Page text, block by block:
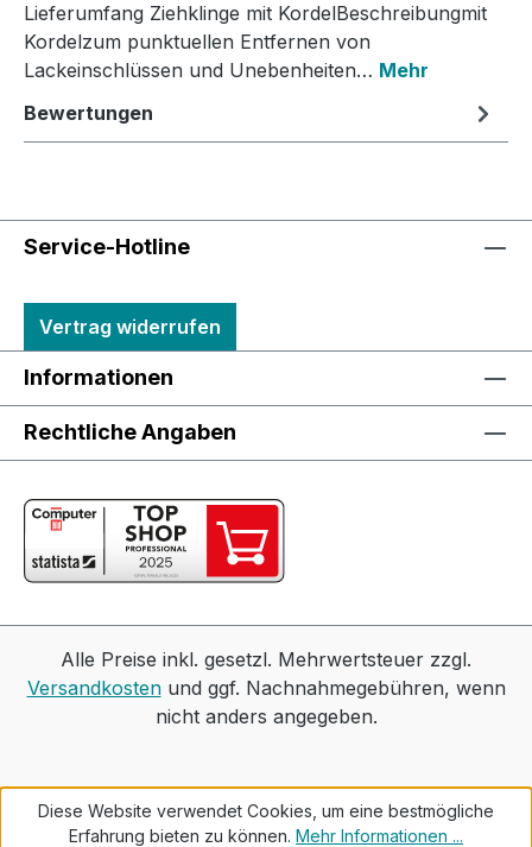
Lieferumfang Ziehklinge mit KordelBeschreibungmit
Kordelzum punktuellen Entfernen von
Lackeinschlüssen und Unebenheiten… Mehr
Bewertungen
Service-Hotline
Vertrag widerrufen
Informationen
Rechtliche Angaben
Alle Preise inkl. gesetzl. Mehrwertsteuer zzgl.
Versandkostenund ggf. Nachnahmegebühren, wenn
nicht anders angegeben.
Diese Website verwendet Cookies, um eine bestmögliche
Erfahrung bieten zu können. Mehr Informationen ...